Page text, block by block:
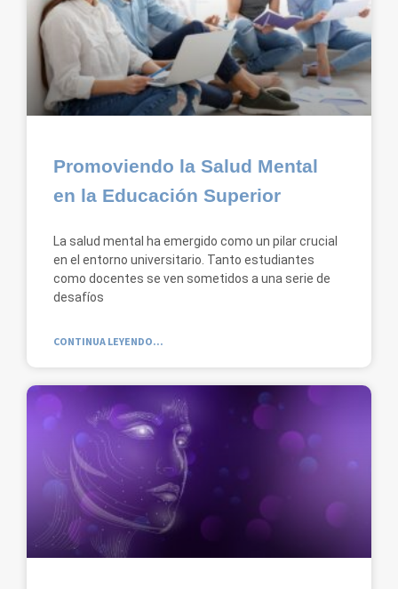
Promoviendo la Salud Mental
en la Educación Superior
La salud mental ha emergido como un pilar crucial
en el entorno universitario. Tanto estudiantes
como docentes se ven sometidos a una serie de
desafíos
CONTINUA LEYENDO...